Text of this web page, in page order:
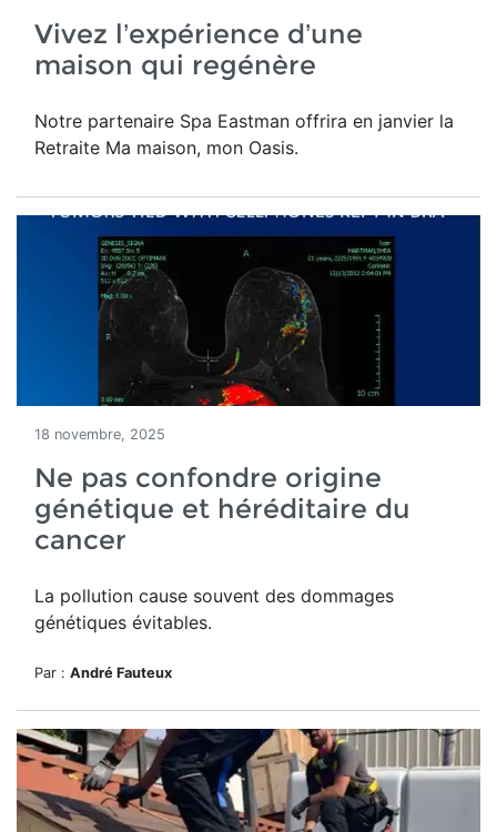
Vivez l’expérience d’une
maison qui regénère
Notre partenaire Spa Eastman offrira en janvier la
Retraite Ma maison, mon Oasis.
18 novembre, 2025
Ne pas confondre origine
génétique et héréditaire du
cancer
La pollution cause souvent des dommages
génétiques évitables.
Par : André Fauteux